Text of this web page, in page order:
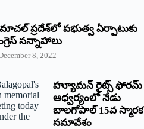
‌ప్రదేశ్‌లో పభుత్వ ఏర్పాటుకు
‌సన్నాహాలు
8, 2022
హ్యూమన్‌ రైట్స్‌ ఫోరమ్‌
ఆధ్వర్యంలో నేడు
బాలగోపాల్‌ 15వ స్మారక
సమావేశం